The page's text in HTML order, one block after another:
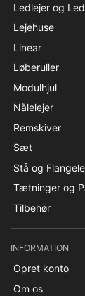
Ledlejer og
Lejehuse
Linear
Løberuller
Modulhjul
Nålelejer
Remskiver
Sæt
Stå og
Tætninger og
Tilbehør
INFORMATION
Opret konto
Om os